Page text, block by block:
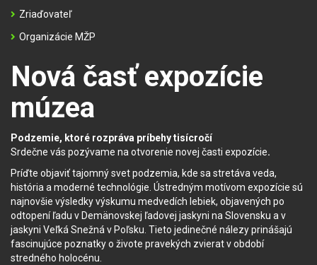
Zriaďovateľ
Organizácie MŽP
Nová časť expozície
múzea
Podzemie, ktoré rozpráva príbehy tisícročí
Srdečne vás pozývame na otvorenie novej časti expozície.
Príďte objaviť tajomný svet podzemia, kde sa stretáva veda,
história a moderné technológie. Ústredným motívom expozície sú
najnovšie výsledky výskumu medvedích lebiek, objavených po
odtopení ľadu v Demänovskej ľadovej jaskyni na Slovensku a v
jaskyni Veľká Snežná v Poľsku. Tieto jedinečné nálezy prinášajú
fascinujúce poznatky o živote pravekých zvierat v období
stredného holocénu.